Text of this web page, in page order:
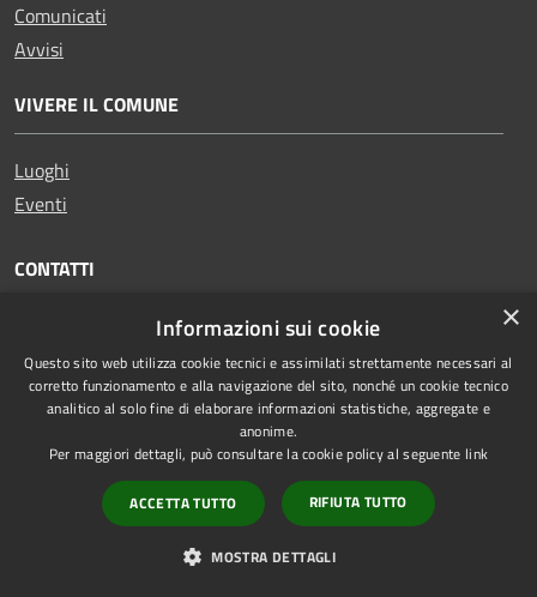
Comunicati
Avvisi
VIVERE IL COMUNE
Luoghi
Eventi
CONTATTI
Comune di Ariano Irpino
Piazza Plebiscito, 1, 83031 Ariano Irpino AV
Codice Fiscale:81000350645
segretariogenerale@comunediariano.it
protocollo.arianoirpino@asmepec.it
0825 875100
×
Informazioni sui cookie
Questo sito web utilizza cookie tecnici e assimilati strettamente necessari al
corretto funzionamento e alla navigazione del sito, nonché un cookie tecnico
analitico al solo fine di elaborare informazioni statistiche, aggregate e
anonime.
Per maggiori dettagli, può consultare la cookie policy al seguente link
ACCETTA TUTTO RIFIUTA TUTTO
MOSTRA DETTAGLI